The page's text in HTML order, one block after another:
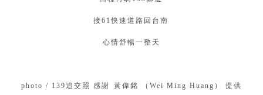
接61快速道路回台南⁣
心情舒暢一整天
photo / 139追交照 感謝 ⁣黃偉銘 （Wei Ming Huang） 提供